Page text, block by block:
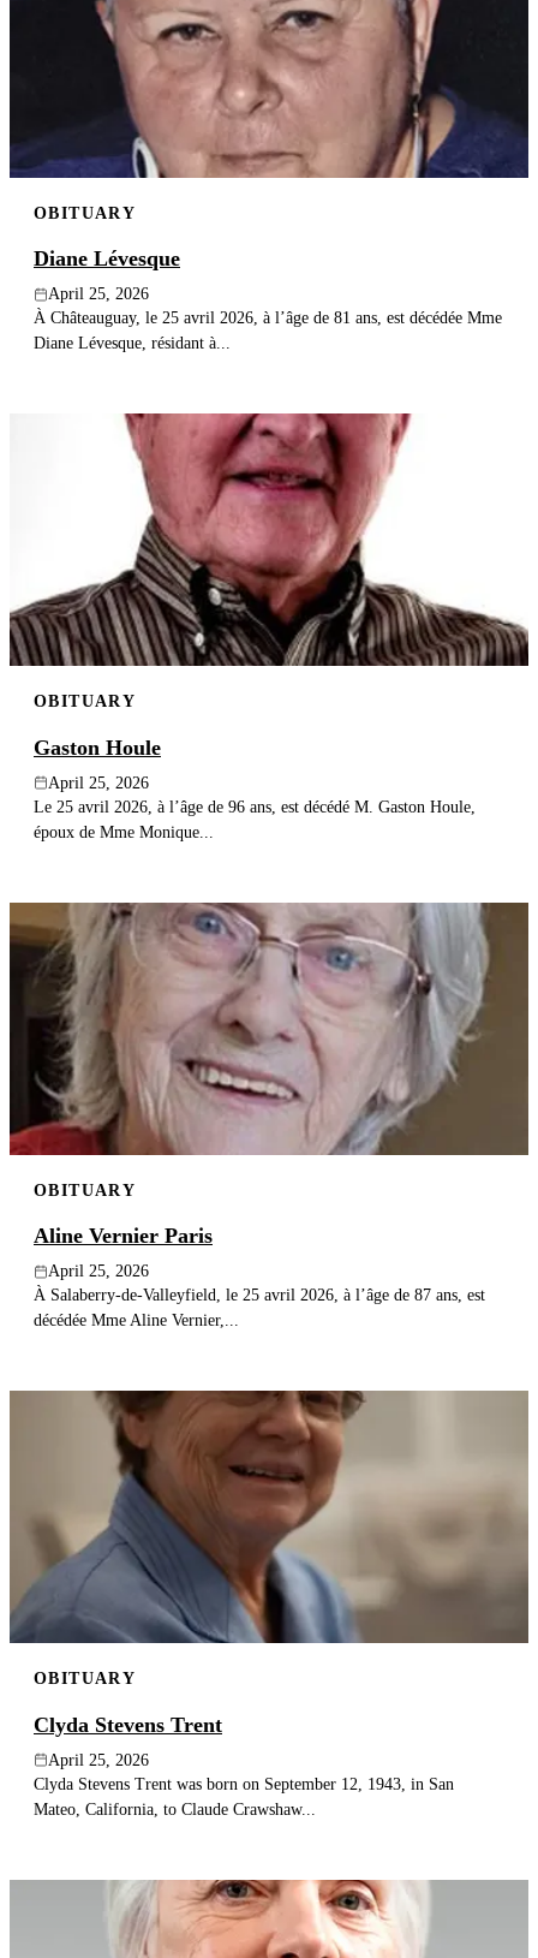
OBITUARY
Diane Lévesque
April 25, 2026
À Châteauguay, le 25 avril 2026, à l’âge de 81 ans, est décédée Mme
Diane Lévesque, résidant à...
OBITUARY
Gaston Houle
April 25, 2026
Le 25 avril 2026, à l’âge de 96 ans, est décédé M. Gaston Houle,
époux de Mme Monique...
OBITUARY
Aline Vernier Paris
April 25, 2026
À Salaberry-de-Valleyfield, le 25 avril 2026, à l’âge de 87 ans, est
décédée Mme Aline Vernier,...
OBITUARY
Clyda Stevens Trent
April 25, 2026
Clyda Stevens Trent was born on September 12, 1943, in San
Mateo, California, to Claude Crawshaw...